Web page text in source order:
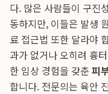
다. 많은 사람들이 구진
동하지만, 이들은 발생
료 접근법 또한 달라야
과가 없거나 오히려 흉
한 임상 경험을 갖춘 피
합니다. 전문의는 육안